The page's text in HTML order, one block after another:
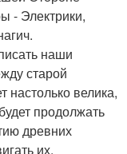
- Электрики,
наши
старой
велика,
продолжать
древних
их.